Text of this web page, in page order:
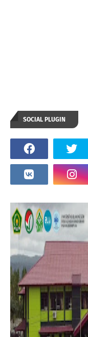
SOCIAL PLUGIN